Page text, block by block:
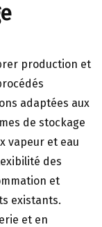
production et
adaptées aux
de stockage
vapeur et eau
des
et
existants.
et en